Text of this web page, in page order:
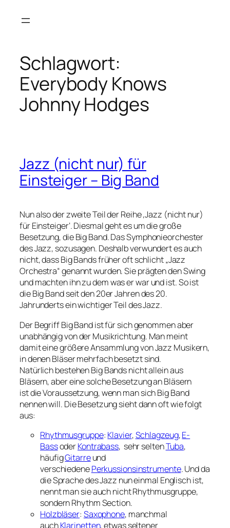
Inhalt
Schlagwort:
Everybody Knows
Johnny Hodges
Jazz (nicht nur) für
Einsteiger – Big Band
Nun also der zweite Teil der Reihe ‚Jazz (nicht nur)
für Einsteiger‘. Diesmal geht es um die große
Besetzung, die Big Band. Das Symphonieorchester
des Jazz, sozusagen. Deshalb verwundert es auch
nicht, dass Big Bands früher oft schlicht „Jazz
Orchestra“ genannt wurden. Sie prägten den Swing
und machten ihn zu dem was er war und ist. So ist
die Big Band seit den 20er Jahren des 20.
Jahrunderts ein wichtiger Teil des Jazz.
Der Begriff Big Band ist für sich genommen aber
unabhängig von der Musikrichtung. Man meint
damit eine größere Ansammlung von Jazz Musikern,
in denen Bläser mehrfach besetzt sind.
Natürlich bestehen Big Bands nicht allein aus
Bläsern, aber eine solche Besetzung an Bläsern
ist die Voraussetzung, wenn man sich Big Band
nennen will. Die Besetzung sieht dann oft wie folgt
aus:
Rhythmusgruppe: Klavier,Schlagzeug,E-
BassoderKontrabass, sehr seltenTuba,
häufigGitarreund
verschiedenePerkussionsinstrumente. Und da
die Sprache des Jazz nun einmal Englisch ist,
nennt man sie auch nicht Rhythmusgruppe,
sondern Rhythm Section.
Holzbläser: Saxophone, manchmal
auchKlarinetten, etwas seltener